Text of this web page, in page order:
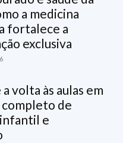
a medicina
fortalece a
exclusiva
volta às aulas em
completo de
e